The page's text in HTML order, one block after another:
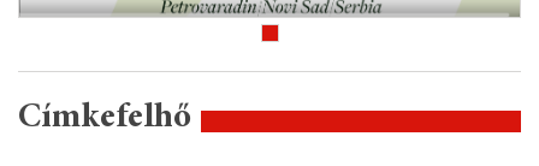
Címkefelhő